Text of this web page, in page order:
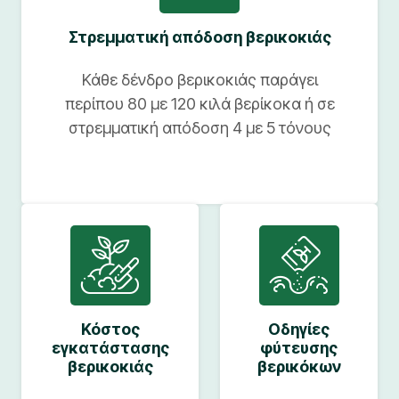
Στρεμματική απόδοση βερικοκιάς
Κάθε δένδρο βερικοκιάς παράγει
περίπου 80 με 120 κιλά βερίκοκα ή σε
στρεμματική απόδοση 4 με 5 τόνους
Κόστος
εγκατάστασης
βερικοκιάς
Οδηγίες
φύτευσης
βερικόκων